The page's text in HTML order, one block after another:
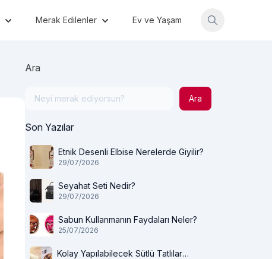
Merak Edilenler Ev ve Yaşam
Ara
Ara
Son Yazılar
Etnik Desenli Elbise Nerelerde Giyilir?
29/07/2026
Seyahat Seti Nedir?
29/07/2026
Sabun Kullanmanın Faydaları Neler?
25/07/2026
Kolay Yapılabilecek Sütlü Tatlılar